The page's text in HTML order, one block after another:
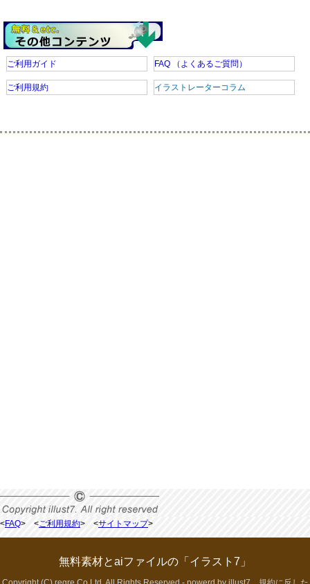
ご利用ガイド FAQ（よくあるご質問）
ご利用規約 イラストレーターコラム
<FAQ> <ご利用規約> <サイトマップ>
無料素材とaiファイルの「イラスト7」